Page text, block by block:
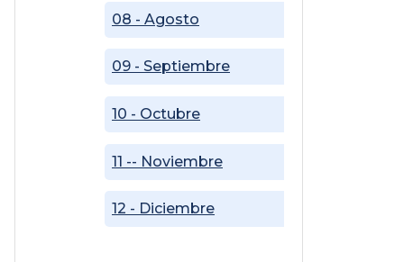
08 - Agosto
09 - Septiembre
10 - Octubre
11 -- Noviembre
12 - Diciembre